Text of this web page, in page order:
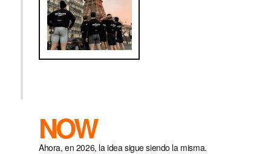
NOW
Ahora, en 2026, la idea sigue siendo la misma.